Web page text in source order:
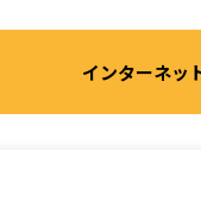
インターネッ